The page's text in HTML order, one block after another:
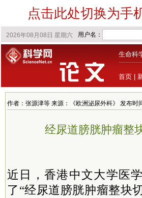
点击此处切换为手
生命科
首页
作者：张源津等 来源：《欧洲泌尿外科》 发布时
经尿道膀胱肿瘤整
近日，香港中文大学医
了“经尿道膀胱肿瘤整块